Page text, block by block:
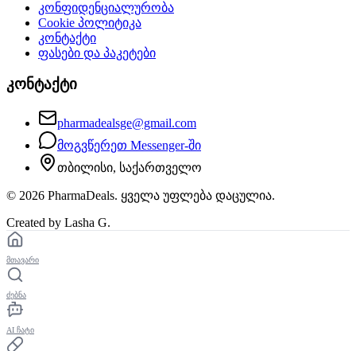
კონფიდენციალურობა
Cookie პოლიტიკა
კონტაქტი
ფასები და პაკეტები
კონტაქტი
pharmadealsge@gmail.com
მოგვწერეთ Messenger-ში
თბილისი, საქართველო
© 2026 PharmaDeals. ყველა უფლება დაცულია.
Created by Lasha G.
მთავარი
ძებნა
AI ჩატი